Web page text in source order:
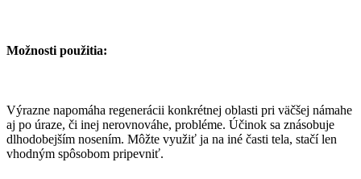
Možnosti použitia:
Výrazne napomáha regenerácii konkrétnej oblasti pri väčšej námahe
aj po úraze, či inej nerovnováhe, probléme. Účinok sa znásobuje
dlhodobejším nosením. Môžte využiť ja na iné časti tela, stačí len
vhodným spôsobom pripevniť.